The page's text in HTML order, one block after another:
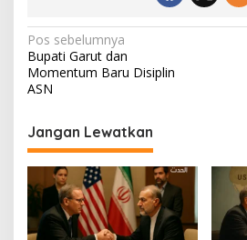
N
a
v
i
g
a
s
i
Pos sebelumnya
Bupati Garut dan
Momentum Baru Disiplin
ASN
Jangan Lewatkan